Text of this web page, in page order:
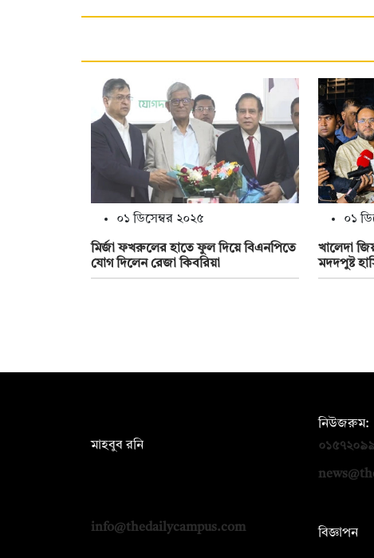
০১ ডিসেম্বর ২০২৫
মির্জা ফখরুলের হাতে ফুল দিয়ে বিএনপিতে
যোগ দিলেন রেজা কিবরিয়া
০১
খালেদা
মদদপুষ্ট
মাহবুব রনি
info@thedailycampus.com
নিউজরুম:
বিজ্ঞাপন